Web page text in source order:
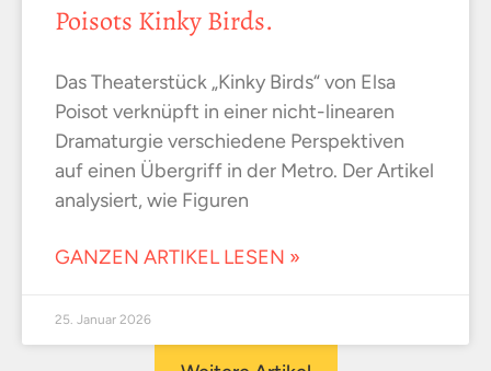
Poisots Kinky Birds.
Das Theaterstück „Kinky Birds“ von Elsa
Poisot verknüpft in einer nicht-linearen
Dramaturgie verschiedene Perspektiven
auf einen Übergriff in der Metro. Der Artikel
analysiert, wie Figuren
GANZEN ARTIKEL LESEN »
25. Januar 2026